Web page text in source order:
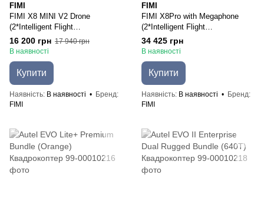
FIMI
FIMI Х8 MINI V2 Drone
(2*Intelligent Flight
BatteryPlus+1*bag)
Квадрокоптер
16 200 грн 17 940 грн
В наявності
Купити
Наявність В наявності
Бренд
FIMI
FIMI
FIMI X8Pro with Megaphone
(2*Intelligent Flight
Вattery+1*bag) Квадрокоптер
34 425 грн
В наявності
Купити
Наявність В наявності
Бренд
FIMI